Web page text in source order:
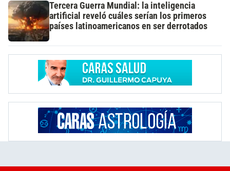
Tercera Guerra Mundial: la inteligencia
artificial reveló cuáles serían los primeros
países latinoamericanos en ser derrotados